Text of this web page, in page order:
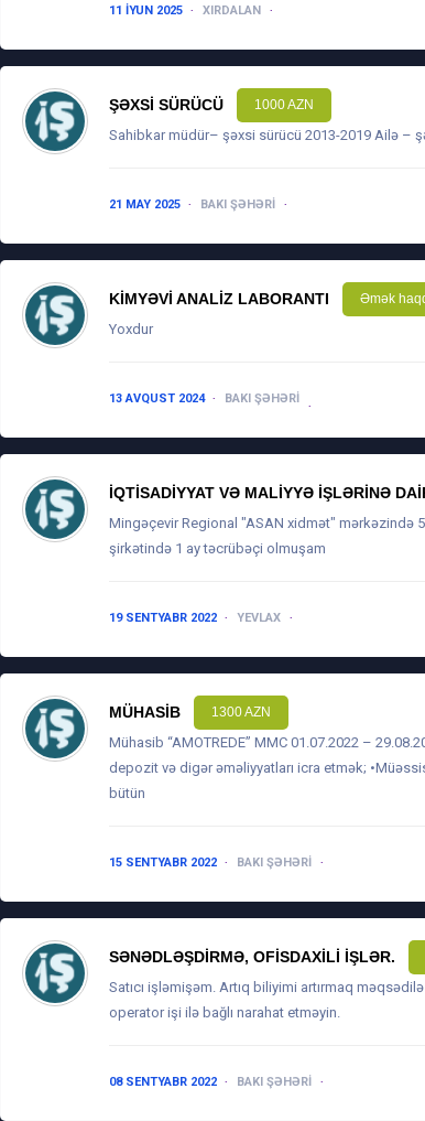
11 IYUN 2025 XIRDALAN
ŞƏXSI SÜRÜCÜ 1000 AZN
Sahibkar müdür– şəxsi sürücü 2013-2019 Ailə –
21 MAY 2025 BAKI ŞƏHƏRI
KIMYƏVI ANALIZ LABORANTI Əmək
Yoxdur
13 AVQUST 2024 BAKI ŞƏHƏRI
İQTISADIYYAT VƏ MALIYYƏ IŞLƏRINƏ
Mingəçevir Regional "ASAN xidmət" mərkəzində
şirkətində 1 ay təcrübəçi olmuşam
19 SENTYABR 2022 YEVLAX
MÜHASIB 1300 AZN
Mühasib “AMOTREDE” MMC 01.07.2022 –
depozit və digər əməliyyatları icra etmək;
bütün
15 SENTYABR 2022 BAKI ŞƏHƏRI
SƏNƏDLƏŞDIRMƏ, OFISDAXILI IŞLƏR.
Satıcı işləmişəm. Artıq biliyimi artırmaq
operator işi ilə bağlı narahat etməyin.
08 SENTYABR 2022 BAKI ŞƏHƏRI